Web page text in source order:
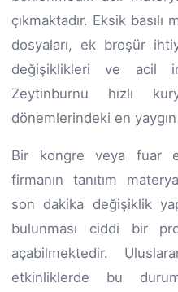
çıkmaktadır. Eksik
dosyaları, ek broşür
değişiklikleri ve acil
Zeytinburnu hızlı
dönemlerindeki en
Bir kongre veya fuar
firmanın tanıtım
son dakika değişiklik
bulunması ciddi bir
açabilmektedir.
etkinliklerde bu